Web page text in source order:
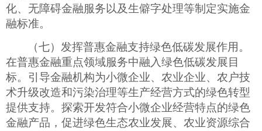
化、无障碍金融服务以及生僻字处理等制定实施金
融标准。
（七）发挥普惠金融支持绿色低碳发展作用。
在普惠金融重点领域服务中融入绿色低碳发展目
标。引导金融机构为小微企业、农业企业、农户技
术升级改造和污染治理等生产经营方式的绿色转型
提供支持。探索开发符合小微企业经营特点的绿色
金融产品，促进绿色生态农业发展、农业资源综合